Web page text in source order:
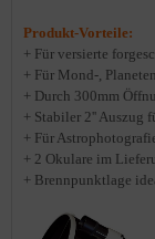
Produkt-Vorteile:
+ Für versierte
+ Für Mond-,
+ Durch 300mm
+ Stabiler 2'' Auszug
+ Für
+ 2 Okulare im
+ Brennpunktlage